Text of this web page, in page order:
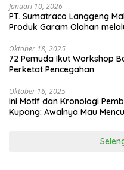
Januari 10, 2026
PT. Sumatraco Langgeng
Produk Garam Olahan
Oktober 18, 2025
72 Pemuda Ikut Workshop
Perketat Pencegahan
Oktober 16, 2025
Ini Motif dan Kronologi
Kupang: Awalnya Mau